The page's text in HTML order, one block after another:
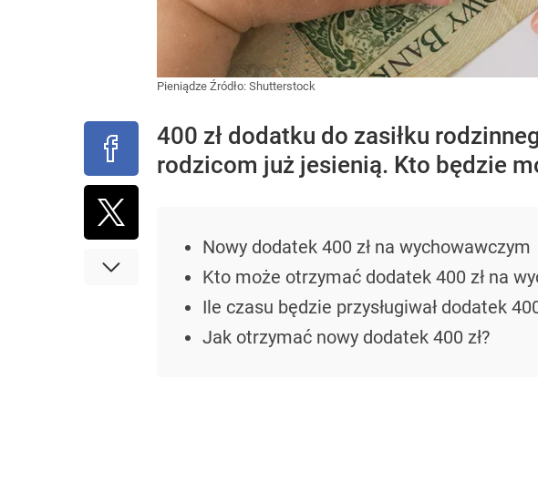
Pieniądze Źródło: Shutterstock
400 zł dodatku do zasiłku
rodzicom już jesienią. Kto będzie
Nowy dodatek 400 zł na wychowawczym
Kto może otrzymać dodatek 400 zł na
Ile czasu będzie przysługiwał dodatek
Jak otrzymać nowy dodatek 400 zł?